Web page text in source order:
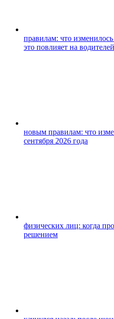
правилам: что
это повлияет на водителей
новым правилам: что
сентября 2026 года
физических лиц: когда
решением